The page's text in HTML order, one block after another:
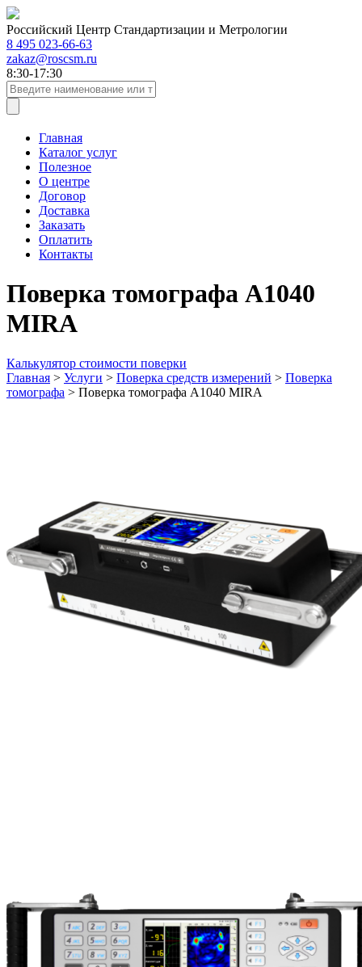
Российский Центр Стандартизации и Метрологии
8 495 023-66-63
zakaz@roscsm.ru
8:30-17:30
Главная
Каталог услуг
Полезное
О центре
Договор
Доставка
Заказать
Оплатить
Контакты
Поверка томографа А1040
MIRA
Калькулятор стоимости поверки
Главная > Услуги > Поверка средств измерений > Поверка
томографа > Поверка томографа А1040 MIRA